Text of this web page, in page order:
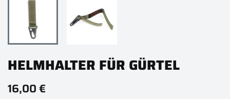
HELMHALTER FÜR GÜRTEL
16,00 €